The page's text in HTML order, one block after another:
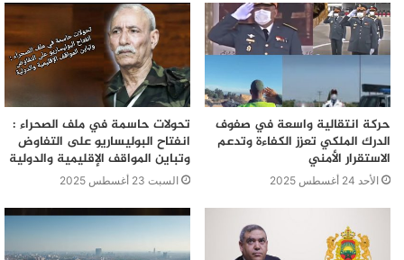
حركة انتقالية واسعة في صفوف
الدرك الملكي تعزز الكفاءة وتدعم
الاستقرار الأمني
الأحد 24 أغسطس 2025
تحولات حاسمة في ملف الصحراء :
انفتاح البوليساريو على التفاوض
وتباين المواقف الإقليمية والدولية
السبت 23 أغسطس 2025